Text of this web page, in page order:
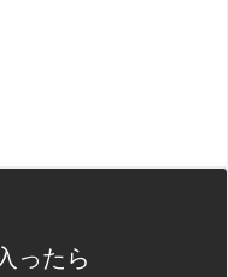
ったら